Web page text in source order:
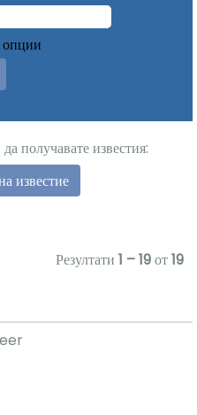
опции
получавате известия:
известие
Резултати 1 – 19 от 19